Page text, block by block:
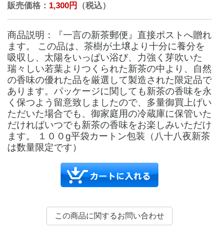
販売価格： 1,300円 （税込）
商品説明：『一言の新茶郵便』直接ポストへ贈れ
ます。 この品は、茶樹が土壌より十分に養分を
吸収し、太陽をいっぱい浴び、力強く芽吹いた
瑞々しい若葉よりつくられた新茶の中より、自然
の香味の優れた品を厳選して製造された限定品で
あります。パッケージに関しても新茶の香味を永
く保つよう留意致しましたので、多量御買上げい
ただいた場合でも、御家庭用の冷蔵庫に保管いた
だければいつでも新茶の香味をお楽しみいただけ
ます。 １００g平袋カートン包装（八十八夜新茶
は数量限定です）